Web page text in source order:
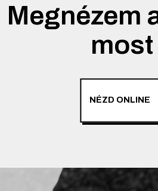
Megnézem
most
NÉZD ONLINE